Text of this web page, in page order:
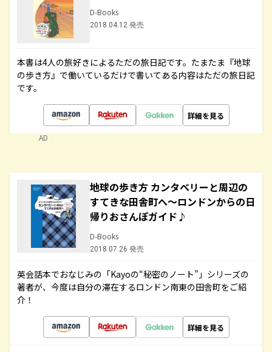
D-Books
2018.04.12 発売
本書は4人の旅好きによるただの旅日記です。たまたま『地球
の歩き方』で働いているだけで書いてある内容はただの旅日記
です。
詳細を見る
AD
地球の歩き方 カンタベリーと周辺の
すてきな田舎町へ～ロンドンからの日
帰りおさんぽガイド♪
D-Books
2018.07.26 発売
英会話本でおなじみの「Kayoの“秘密のノート”」シリーズの
著者が、今度は自分の滞在するロンドン南東の田舎町をご紹
介！
詳細を見る